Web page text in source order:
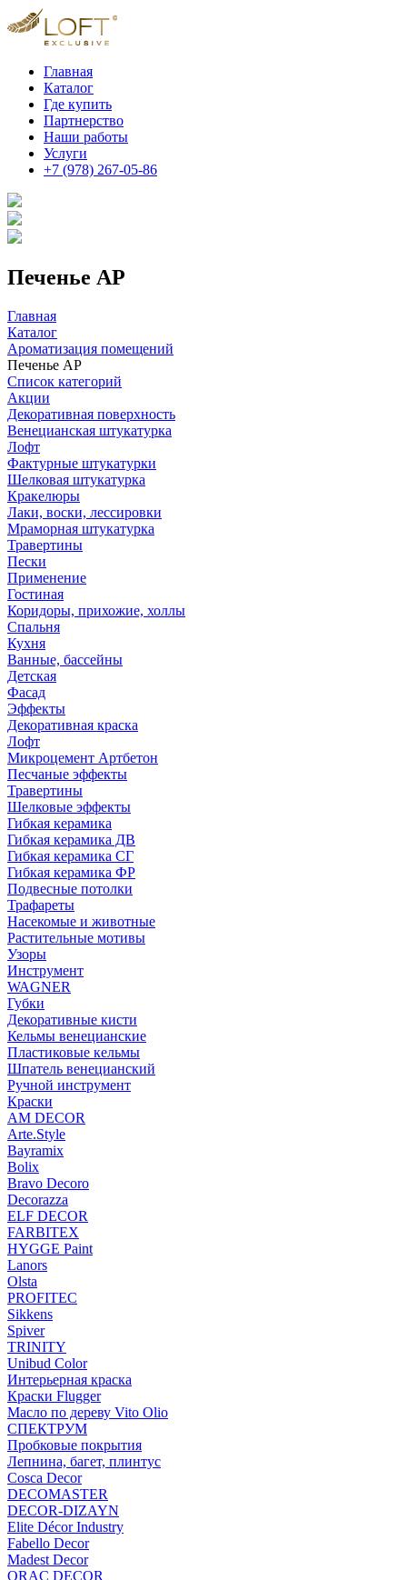
Главная
Каталог
Где купить
Партнерство
Наши работы
Услуги
+7 (978) 267-05-86
Печенье АР
Главная
Каталог
Ароматизация помещений
Печенье АР
Список категорий
Акции
Декоративная поверхность
Венецианская штукатурка
Лофт
Фактурные штукатурки
Шелковая штукатурка
Кракелюры
Лаки, воски, лессировки
Мраморная штукатурка
Травертины
Пески
Применение
Гостиная
Коридоры, прихожие, холлы
Спальня
Кухня
Ванные, бассейны
Детская
Фасад
Эффекты
Декоративная краска
Лофт
Микроцемент Артбетон
Песчаные эффекты
Травертины
Шелковые эффекты
Гибкая керамика
Гибкая керамика ДВ
Гибкая керамика СГ
Гибкая керамика ФР
Подвесные потолки
Трафареты
Насекомые и животные
Растительные мотивы
Узоры
Инструмент
WAGNER
Губки
Декоративные кисти
Кельмы венецианские
Пластиковые кельмы
Шпатель венецианский
Ручной инструмент
Краски
AM DECOR
Arte.Style
Bayramix
Bolix
Bravo Decoro
Decorazza
ELF DECOR
FARBITEX
HYGGE Paint
Lanors
Olsta
PROFITEC
Sikkens
Spiver
TRINITY
Unibud Color
Интерьерная краска
Краски Flugger
Масло по дереву Vito Olio
СПЕКТРУМ
Пробковые покрытия
Лепнина, багет, плинтус
Cosca Decor
DECOMASTER
DECOR-DIZAYN
Elite Décor Industry
Fabello Decor
Madest Decor
ORAC DECOR